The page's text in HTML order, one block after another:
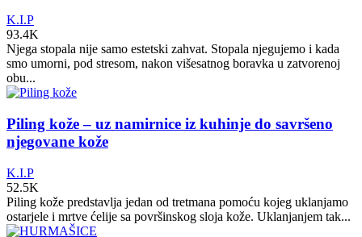
K.I.P
93.4K
Njega stopala nije samo estetski zahvat. Stopala njegujemo i kada
smo umorni, pod stresom, nakon višesatnog boravka u zatvorenoj
obu...
Piling kože – uz namirnice iz kuhinje do savršeno
njegovane kože
K.I.P
52.5K
Piling kože predstavlja jedan od tretmana pomoću kojeg uklanjamo
ostarjele i mrtve ćelije sa površinskog sloja kože. Uklanjanjem tak...